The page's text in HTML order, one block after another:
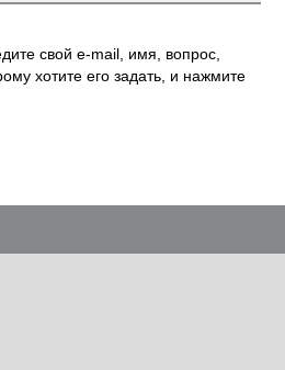
свой e-mail, имя, вопрос,
хотите его задать, и нажмите